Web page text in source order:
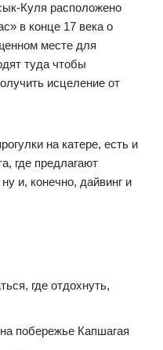
Куля расположено
в конце 17 века о
месте для
туда чтобы
исцеление от
на катере, есть и
где предлагают
и, конечно, дайвинг и
где отдохнуть,
побережье Капшагая